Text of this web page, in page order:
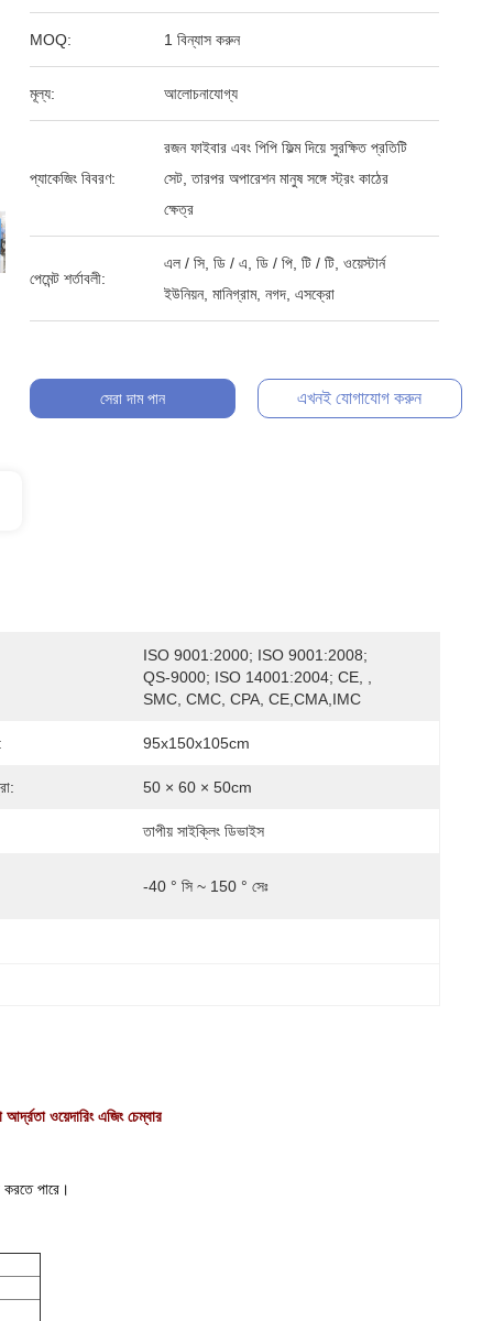
MOQ: 1 বিন্যাস করুন
মূল্য: আলোচনাযোগ্য
প্যাকেজিং বিবরণ:
রজন ফাইবার এবং পিপি ফিল্ম দিয়ে সুরক্ষিত প্রতিটি
সেট, তারপর অপারেশন মানুষ সঙ্গে স্ট্রং কাঠের
ক্ষেত্র
পেমেন্ট শর্তাবলী:
এল / সি, ডি / এ, ডি / পি, টি / টি, ওয়েস্টার্ন
ইউনিয়ন, মানিগ্রাম, নগদ, এসক্রো
সেরা দাম পান এখনই যোগাযোগ করুন
ISO 9001:2000; ISO 9001:2008;
QS-9000; ISO 14001:2004; CE, ,
SMC, CMC, CPA, CE,CMA,IMC
95x150x105cm
50 × 60 × 50cm
তাপীয় সাইক্লিং ডিভাইস
-40 ° সি ~ 150 ° সেঃ
ওয়েদারিং এজিং চেম্বার
করতে পারে।